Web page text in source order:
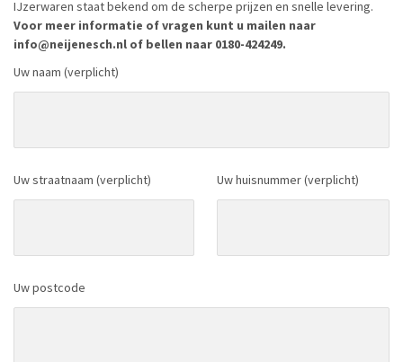
IJzerwaren staat bekend om de scherpe prijzen en snelle levering.
Voor meer informatie of vragen kunt u mailen naar
info@neijenesch.nl of bellen naar 0180-424249.
Uw naam (verplicht)
Uw straatnaam (verplicht) Uw huisnummer (verplicht)
Uw postcode